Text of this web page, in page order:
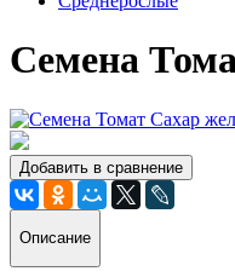
Семена
Добавить в сравнение
Описание